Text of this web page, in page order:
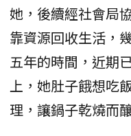
她，後續經社會局
靠資源回收生活，
五年的時間，近期
上，她肚子餓想吃
理，讓鍋子乾燒而